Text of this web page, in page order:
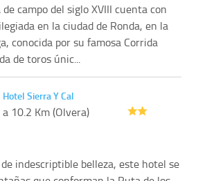
campo del siglo XVIII cuenta con
en la ciudad de Ronda, en la
conocida por su famosa Corrida
de toros únic...
Hotel Sierra Y Cal
a 10.2 Km (Olvera)
indescriptible belleza, este hotel se